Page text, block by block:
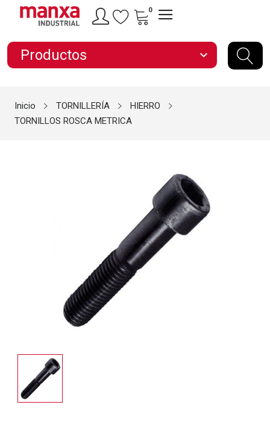
0
Productos expand_more
Inicio TORNILLERÍA
HIERRO
TORNILLOS ROSCA METRICA